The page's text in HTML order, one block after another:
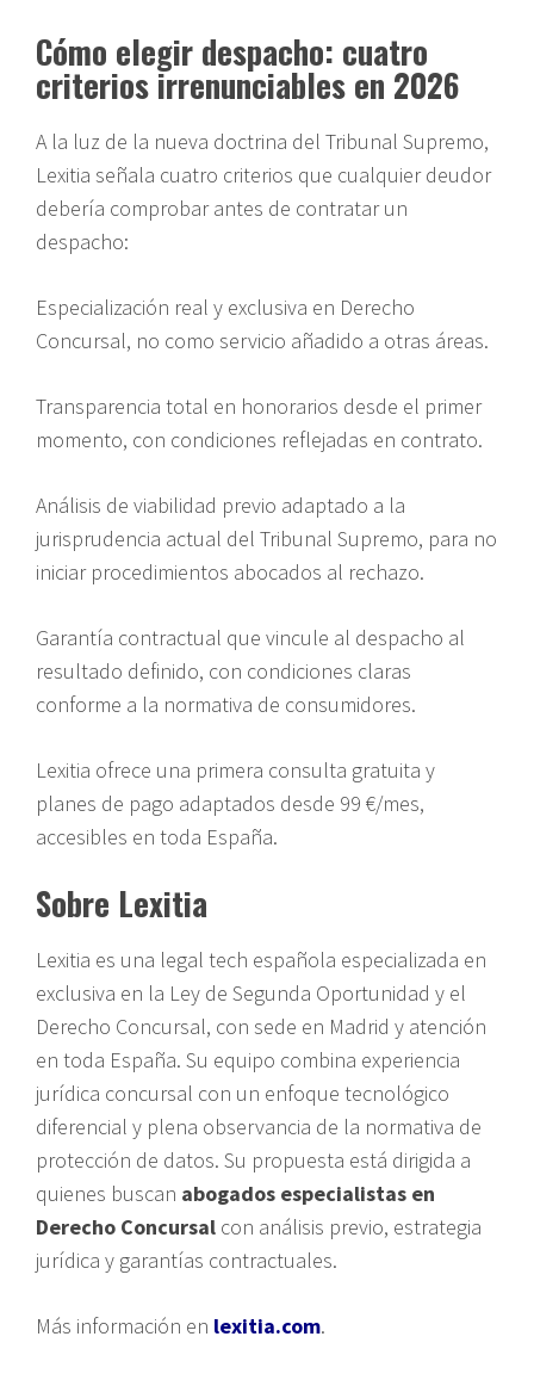
Cómo elegir despacho: cuatro
criterios irrenunciables en 2026
A la luz de la nueva doctrina del Tribunal Supremo,
Lexitia señala cuatro criterios que cualquier deudor
debería comprobar antes de contratar un
despacho:
Especialización real y exclusiva en Derecho
Concursal, no como servicio añadido a otras áreas.
Transparencia total en honorarios desde el primer
momento, con condiciones reflejadas en contrato.
Análisis de viabilidad previo adaptado a la
jurisprudencia actual del Tribunal Supremo, para no
iniciar procedimientos abocados al rechazo.
Garantía contractual que vincule al despacho al
resultado definido, con condiciones claras
conforme a la normativa de consumidores.
Lexitia ofrece una primera consulta gratuita y
planes de pago adaptados desde 99 €/mes,
accesibles en toda España.
Sobre Lexitia
Lexitia es una legal tech española especializada en
exclusiva en la Ley de Segunda Oportunidad y el
Derecho Concursal, con sede en Madrid y atención
en toda España. Su equipo combina experiencia
jurídica concursal con un enfoque tecnológico
diferencial y plena observancia de la normativa de
protección de datos. Su propuesta está dirigida a
quienes buscan abogados especialistas en
Derecho Concursal con análisis previo, estrategia
jurídica y garantías contractuales.
Más información en lexitia.com.